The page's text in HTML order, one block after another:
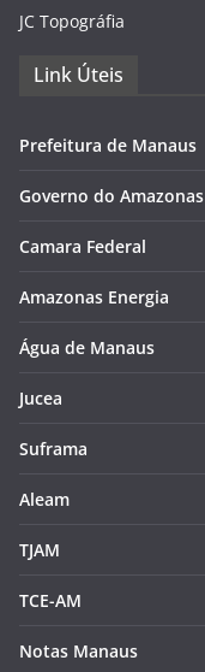
JC Topográfia
Link Úteis
Prefeitura de Manaus
Governo do Amazonas
Camara Federal
Amazonas Energia
Água de Manaus
Jucea
Suframa
Aleam
TJAM
TCE-AM
Notas Manaus